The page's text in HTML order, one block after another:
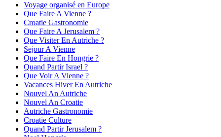
Voyage organisé en Europe
Que Faire A Vienne ?
Croatie Gastronomie
Que Faire A Jerusalem ?
Que Visiter En Autriche ?
Sejour A Vienne
Que Faire En Hongrie ?
Quand Partir Israel ?
Que Voir A Vienne ?
Vacances Hiver En Autriche
Nouvel An Autriche
Nouvel An Croatie
Autriche Gastronomie
Croatie Culture
Quand Partir Jerusalem ?